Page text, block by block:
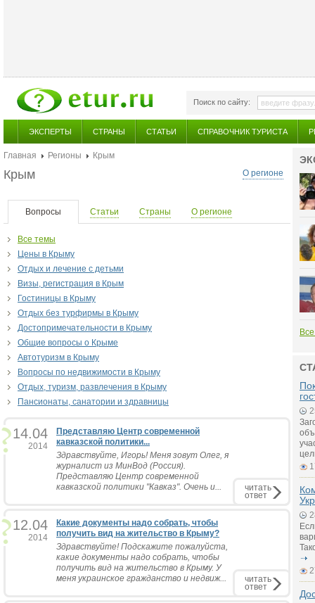
Поиск по сайту:
ЭКСПЕРТЫ СТРАНЫ СТАТЬИ СПРАВОЧНИК ТУРИСТА
Главная Регионы
Крым
О регионе
Крым
Вопросы Статьи Страны О регионе
Все темы
Цены в Крыму
Отдых и лечение с детьми
Визы, регистрация в Крым
Гостиницы в Крыму
Отдых без турфирмы в Крыму
Достопримечательности в Крыму
Общие вопросы о Крыме
Автотуризм в Крыму
Вопросы по недвижимости в Крыму
Отдых, туризм, развлечения в Крыму
Пансионаты, санатории и здравницы
14.04
2014
Представляю Центр современной
кавказской политики...
Здравствуйте, Игорь! Меня зовут Олег, я
журналист из МинВод (Россия).
Представляю Центр современной
кавказской политики "Кавказ". Очень и...
читать
ответ
12.04
2014
Какие документы надо собрать, чтобы
получить вид на жительство в Крыму?
Здравствуйте! Подскажите пожалуйста,
какие документы надо собрать, чтобы
получить вид на жительство в Крыму. У
меня украинское гражданство и недвиж...
читать
ответ